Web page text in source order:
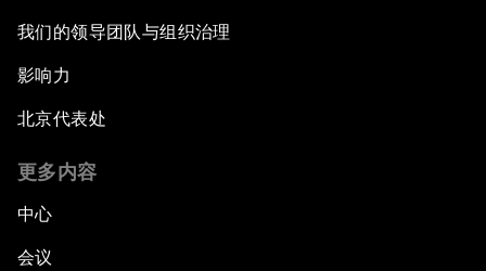
我们的领导团队与组织治理
影响力
北京代表处
更多内容
中心
会议